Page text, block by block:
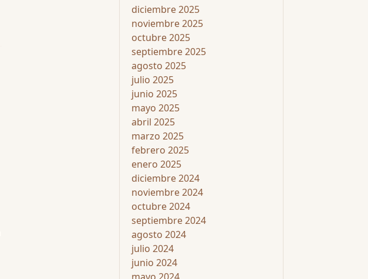
diciembre 2025
noviembre 2025
octubre 2025
septiembre 2025
agosto 2025
julio 2025
junio 2025
mayo 2025
abril 2025
marzo 2025
febrero 2025
enero 2025
diciembre 2024
noviembre 2024
octubre 2024
septiembre 2024
agosto 2024
julio 2024
junio 2024